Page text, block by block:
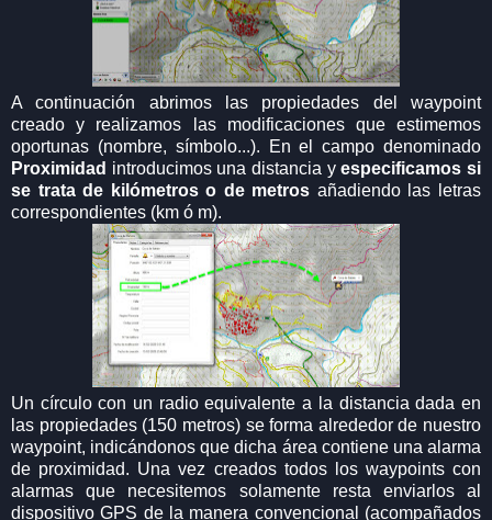
A continuación abrimos las propiedades del waypoint
creado y realizamos las modificaciones que estimemos
oportunas (nombre, símbolo...). En el campo denominado
Proximidad introducimos una distancia yespecificamos si
se trata de kilómetros o de metros añadiendo las letras
correspondientes (km ó m).
Un círculo con un radio equivalente a la distancia dada en
las propiedades (150 metros) se forma alrededor de nuestro
waypoint, indicándonos que dicha área contiene una alarma
de proximidad. Una vez creados todos los waypoints con
alarmas que necesitemos solamente resta enviarlos al
dispositivo GPS de la manera convencional (acompañados